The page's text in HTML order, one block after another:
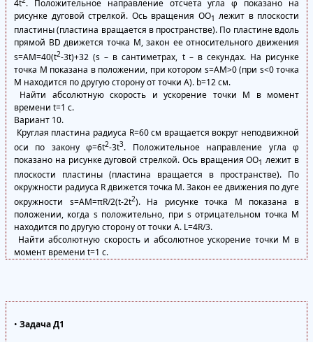
4t . Положительное направление отсчета угла φ показано на
рисунке дуговой стрелкой. Ось вращения ОО1 лежит в плоскости
пластины (пластина вращается в пространстве). По пластине вдоль
прямой BD движется точка М, закон ее относительного движения
s=AM=40(t2-3t)+32 (s – в сантиметрах, t – в секундах. На рисунке
точка М показана в положении, при котором s=АМ>0 (при s<0 точка
М находится по другую сторону от точки А). b=12 см.
Найти абсолютную скорость и ускорение точки М в момент
времени t=1 с.
Вариант 10.
Круглая пластина радиуса R=60 см вращается вокруг неподвижной
оси по закону φ=6t2-3t3. Положительное направление угла φ
показано на рисунке дуговой стрелкой. Ось вращения ОО1 лежит в
плоскости пластины (пластина вращается в пространстве). По
окружности радиуса R движется точка М. Закон ее движения по дуге
окружности s=АМ=πR/2(t-2t2). На рисунке точка М показана в
положении, когда s положительно, при s отрицательном точка М
находится по другую сторону от точки А. L=4R/3.
Найти абсолютную скорость и абсолютное ускорение точки М в
момент времени t=1 с.
• Задача Д1